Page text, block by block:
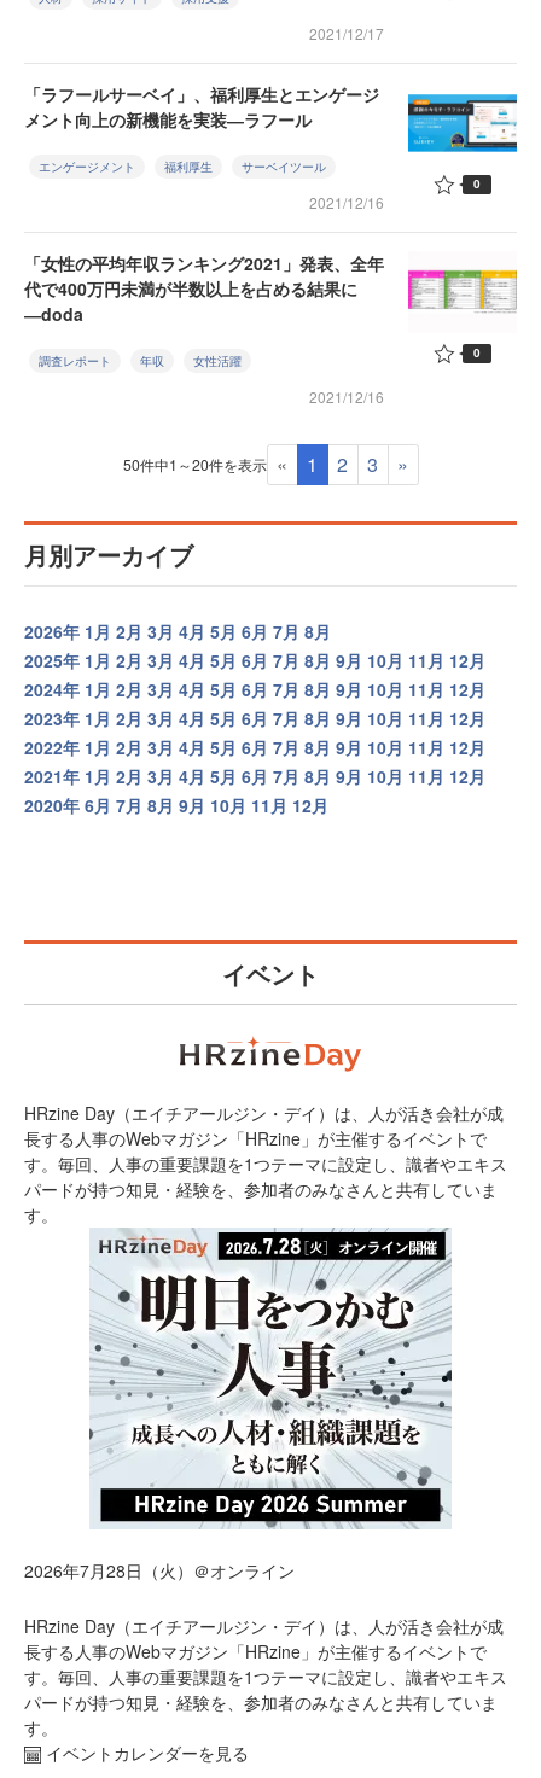
2021/12/17
「ラフールサーベイ」、福利厚生とエンゲージ
メント向上の新機能を実装―ラフール
エンゲージメント 福利厚生 サーベイツール
2021/12/16
0
「女性の平均年収ランキング2021」発表、全年
代で400万円未満が半数以上を占める結果に
―doda
調査レポート 年収 女性活躍
2021/12/16
0
50件中1～20件を表示 « 1 2 3 »
月別アーカイブ
2026年 1月 2月 3月 4月 5月 6月 7月 8月
2025年 1月 2月 3月 4月 5月 6月 7月 8月 9月 10月 11月 12月
2024年 1月 2月 3月 4月 5月 6月 7月 8月 9月 10月 11月 12月
2023年 1月 2月 3月 4月 5月 6月 7月 8月 9月 10月 11月 12月
2022年 1月 2月 3月 4月 5月 6月 7月 8月 9月 10月 11月 12月
2021年 1月 2月 3月 4月 5月 6月 7月 8月 9月 10月 11月 12月
2020年 6月 7月 8月 9月 10月 11月 12月
イベント
HRzine Day（エイチアールジン・デイ）は、人が活き会社が成
長する人事のWebマガジン「HRzine」が主催するイベントで
す。毎回、人事の重要課題を1つテーマに設定し、識者やエキス
パードが持つ知見・経験を、参加者のみなさんと共有していま
す。
2026年7月28日（火）＠オンライン
HRzine Day（エイチアールジン・デイ）は、人が活き会社が成
長する人事のWebマガジン「HRzine」が主催するイベントで
す。毎回、人事の重要課題を1つテーマに設定し、識者やエキス
パードが持つ知見・経験を、参加者のみなさんと共有していま
す。
イベントカレンダーを見る